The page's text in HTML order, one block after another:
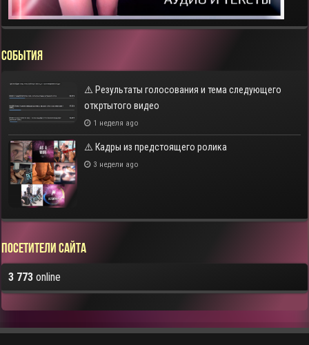
СОБЫТИЯ
⚠️ Результаты голосования и тема следующего
откртытого видео
1 неделя ago
⚠️ Кадры из предстоящего ролика
3 недели ago
Посетители сайта
3 773 online